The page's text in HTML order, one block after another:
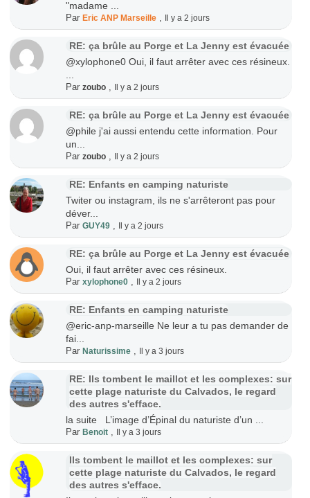
"madame ...
ParEric ANP Marseille , Il y a 2 jours
RE: ça brûle au Porge et La Jenny est évacuée
@xylophone0 Oui, il faut arrêter avec ces résineux.
...
Parzoubo , Il y a 2 jours
RE: ça brûle au Porge et La Jenny est évacuée
@phile j'ai aussi entendu cette information. Pour
un...
Parzoubo , Il y a 2 jours
RE: Enfants en camping naturiste
Twiter ou instagram, ils ne s'arrêteront pas pour
déver...
ParGUY49 , Il y a 2 jours
RE: ça brûle au Porge et La Jenny est évacuée
Oui, il faut arrêter avec ces résineux.
Parxylophone0 , Il y a 2 jours
RE: Enfants en camping naturiste
@eric-anp-marseille Ne leur a tu pas demander de
fai...
ParNaturissime , Il y a 3 jours
RE: Ils tombent le maillot et les complexes: sur
cette plage naturiste du Calvados, le regard
des autres s'efface.
la suite L’image d’Épinal du naturiste d’un ...
ParBenoit , Il y a 3 jours
Ils tombent le maillot et les complexes: sur
cette plage naturiste du Calvados, le regard
des autres s'efface.